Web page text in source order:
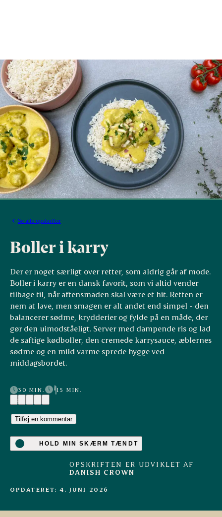
Se alle opskrifter
Boller i karry
Der er noget særligt over retter, som aldrig går af mode.
Boller i karry er en dansk favorit, som vi altid vender
tilbage til, når aftensmaden skal være et hit. Retten er
nem at lave, men smagen er alt andet end simpel - den
balancerer sødme, krydderier og fylde på en måde, der
gør den uimodståeligt. Server med dampende ris og lad
de saftige kødboller, den cremede karrysauce, æblernes
sødme og en mild varme sprede hygge ved
middagsbordet.
30 MIN.
15 MIN.
(9)
Tilføj en kommentar
HOLD MIN SKÆRM TÆNDT
OPSKRIFTEN ER UDVIKLET AF
DANISH CROWN
OPDATERET: 4. JUNI 2026